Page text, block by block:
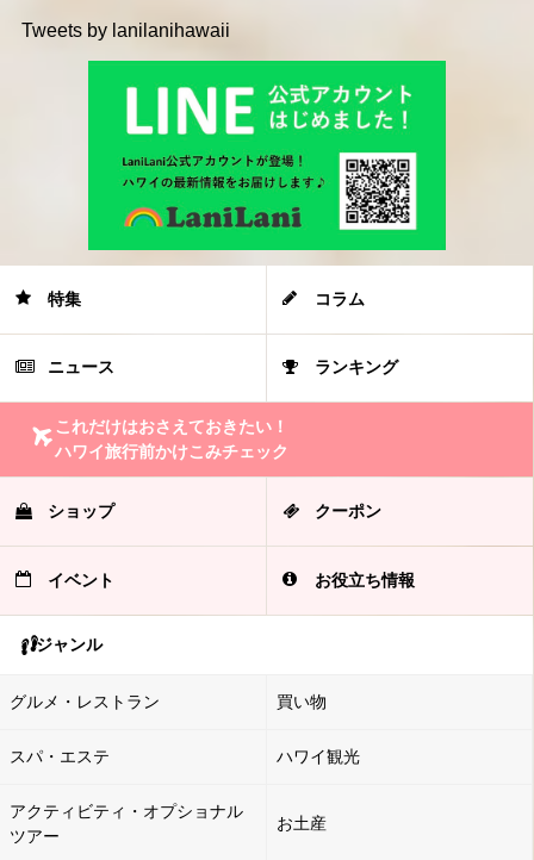
Tweets by lanilanihawaii
特集 コラム
ニュース ランキング
これだけはおさえておきたい！
ハワイ旅行前かけこみチェック
ショップ クーポン
イベント お役立ち情報
ジャンル
グルメ・レストラン 買い物
スパ・エステ ハワイ観光
アクティビティ・オプショナル
ツアー
お土産